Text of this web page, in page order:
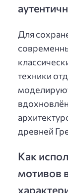
Для
техники
древней
Как
мотивов